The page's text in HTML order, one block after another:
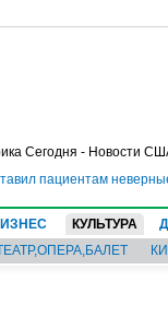
Сегодня - Новости
неверные
КУЛЬТУРА